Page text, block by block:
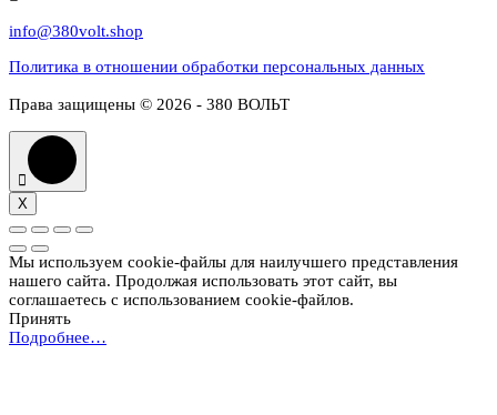
info@380volt.shop
Политика в отношении обработки персональных данных
Права защищены © 2026 - 380 ВОЛЬТ
X
Мы используем cookie-файлы для наилучшего представления
нашего сайта. Продолжая использовать этот сайт, вы
соглашаетесь с использованием cookie-файлов.
Принять
Подробнее…